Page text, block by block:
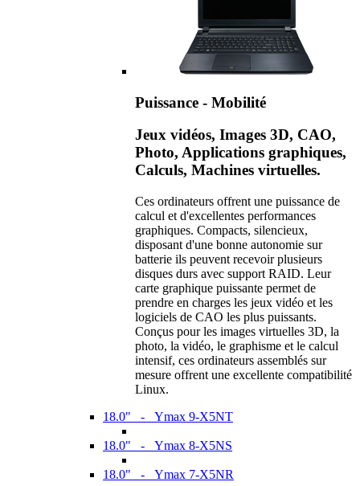
Puissance - Mobilité
Jeux vidéos, Images 3D, CAO,
Photo, Applications graphiques,
Calculs, Machines virtuelles.
Ces ordinateurs offrent une puissance de
calcul et d'excellentes performances
graphiques. Compacts, silencieux,
disposant d'une bonne autonomie sur
batterie ils peuvent recevoir plusieurs
disques durs avec support RAID. Leur
carte graphique puissante permet de
prendre en charges les jeux vidéo et les
logiciels de CAO les plus puissants.
Conçus pour les images virtuelles 3D, la
photo, la vidéo, le graphisme et le calcul
intensif, ces ordinateurs assemblés sur
mesure offrent une excellente compatibilité
Linux.
18.0" - Ymax 9-X5NT
18.0" - Ymax 8-X5NS
18.0" - Ymax 7-X5NR